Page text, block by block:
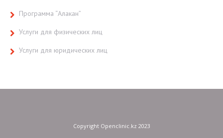
Программа “Алакан”
Услуги для физических лиц
Услуги для юридических лиц
Copyright Openclinic.kz 2023